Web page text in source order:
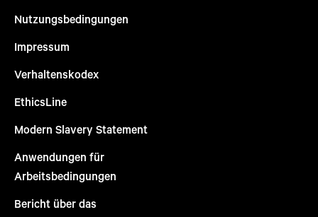
Nutzungsbedingungen
Impressum
Verhaltenskodex
EthicsLine
Modern Slavery Statement
Anwendungen für
Arbeitsbedingungen
Bericht über das